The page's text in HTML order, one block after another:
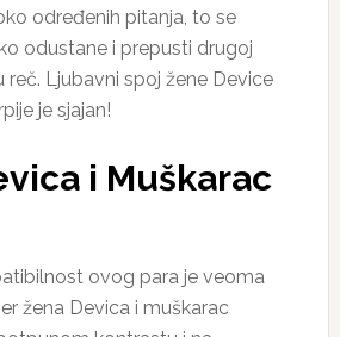
određenih pitanja, to se
odustane i prepusti drugoj
reč. Ljubavni spoj žene Device
je sjajan!
i Muškarac
ovog para je veoma
žena Devica i muškarac